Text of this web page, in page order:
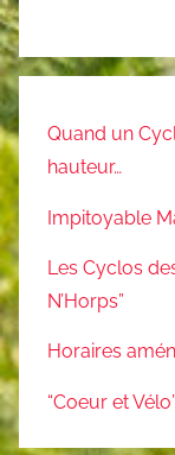
Quand un
hauteur…
Impitoyable
Les Cyclos
N’Horps”
Horaires
“Coeur et